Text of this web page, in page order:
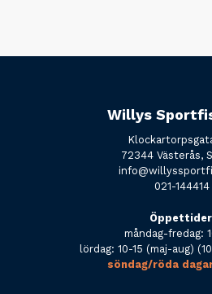
Willys
72344 Västerås,
021-144414
måndag-fredag:
lördag: 10-15 (maj-aug)
söndag/röda